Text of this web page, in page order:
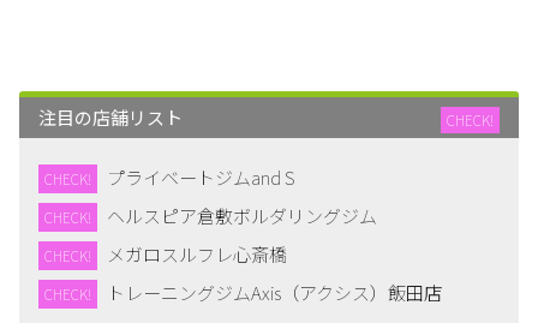
注目の店舗リスト CHECK!
CHECK! プライベートジムand S
CHECK! ヘルスピア倉敷ボルダリングジム
CHECK! メガロスルフレ心斎橋
CHECK! トレーニングジムAxis（アクシス）飯田店